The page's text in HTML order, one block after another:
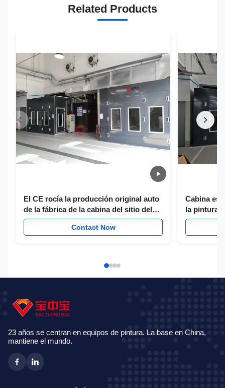
Related Products
El CE rocía la producción original auto
de la fábrica de la cabina del sitio del
espray del coche de la cabina de la
pintura de la cabina que cuece
Contact Now
Cabina
la pintura
fan grande
23 años se centran en equipos de pintura. La base en China,
mantiene el mundo.